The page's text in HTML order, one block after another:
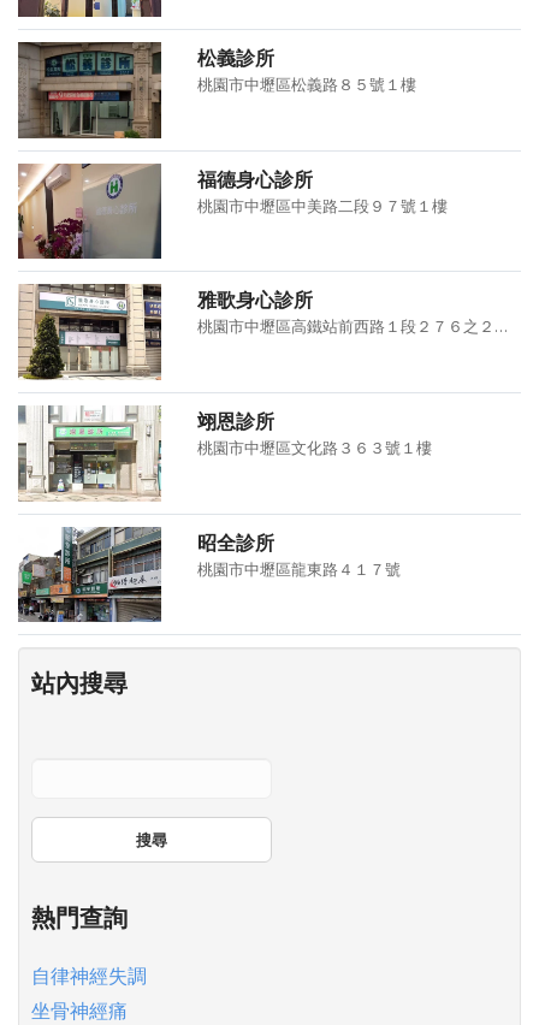
松義診所
桃園市中壢區松義路８５號１樓
福德身心診所
桃園市中壢區中美路二段９７號１樓
雅歌身心診所
桃園市中壢區高鐵站前西路１段２７６之２號１樓
翊恩診所
桃園市中壢區文化路３６３號１樓
昭全診所
桃園市中壢區龍東路４１７號
站內搜尋
搜尋
熱門查詢
自律神經失調
坐骨神經痛